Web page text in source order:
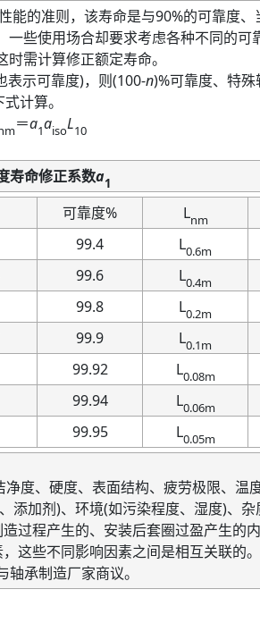
能的准则，该寿命是与90%的可靠度、
些使用场合却要求考虑各种不同的可
需计算修正额定寿命。
表示可靠度)，则(100-n)%可靠度、特
计算。
＝a1aisoL10
寿命修正系数a1
可靠度% Lnm
99.4 L0.6m
99.6 L0.4m
99.8 L0.2m
99.9 L0.1m
99.92 L0.08m
99.94 L0.06m
99.95 L0.05m
净度、硬度、表面结构、疲劳极限、温
添加剂)、环境(如污染程度、湿度)、杂
过程产生的、安装后套圈过盈产生的
这些不同影响因素之间是相互关联的
承制造厂家商议。